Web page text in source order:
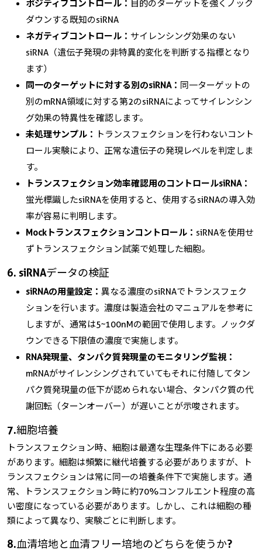
ポジティブコントロール： 目的のターゲットを強くノック
ダウンする既知のsiRNA
ネガティブコントロール： サイレンシング効果のない
siRNA（遺伝子発現の非特異的変化を判断する指標となり
ます）
同一のターゲットに対する別のsiRNA： 同一ターゲットの
別のmRNA領域に対する第2のsiRNAによってサイレンシン
グ効果の特異性を確認します。
未処理サンプル：
トランスフェクションを行わないコント
ロール実験により、正常な遺伝子の発現レベルを判定しま
す。
トランスフェクション効率確認用のコントロールsiRNA：
蛍光標識したsiRNAを使用すると、使用するsiRNAの導入効
率が容易に判明します。
Mockトランスフェクションコントロール： siRNAを使用せ
ずトランスフェクション試薬で処理した細胞。
6. siRNAデータの検証
siRNAの用量設定： 異なる濃度のsiRNAでトランスフェク
ションを行います。濃度は製造会社のマニュアルを参考に
しますが、通常は5~100nMの範囲で使用します。ノックダ
ウンできる下限値の濃度で実施します。
RNA発現量、タンパク質発現量のモニタリング監視：
mRNAがサイレンシングされていてもそれに付随してタン
パク質発現量の低下が認められない場合、タンパク質の代
謝回転（ターンオーバー）が遅いことが示唆されます。
7. 細胞培養
トランスフェクション時、細胞は最適な生理条件下にある必要
があります。細胞は頻繁に継代培養する必要がありますが、ト
ランスフェクションは常に同一の培養条件下で実施します。通
常、トランスフェクション時に約70%コンフルエント程度の高
い密度になっている必要があります。しかし、これは細胞の種
類によって異なり、実験ごとに判断します。
8. 血清培地と血清フリー培地のどちらを使うか?